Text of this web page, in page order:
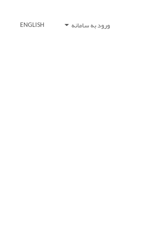
ورود به سامانه ENGLISH